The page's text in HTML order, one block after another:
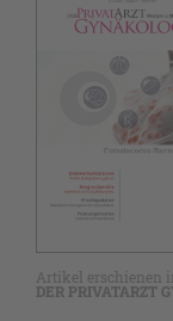
Artikel erschienen
DER PRIVATARZT